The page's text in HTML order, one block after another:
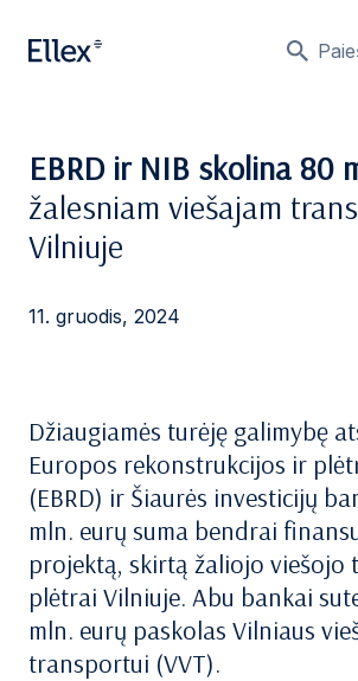
EBRD ir NIB skolina 80
žalesniam viešajam
Vilniuje
11. gruodis, 2024
Džiaugiamės turėję galimybę
Europos rekonstrukcijos ir
(EBRD) ir Šiaurės investicijų
mln. eurų suma bendrai
projektą, skirtą žaliojo viešojo
plėtrai Vilniuje. Abu bankai
mln. eurų paskolas Vilniaus
transportui (VVT).